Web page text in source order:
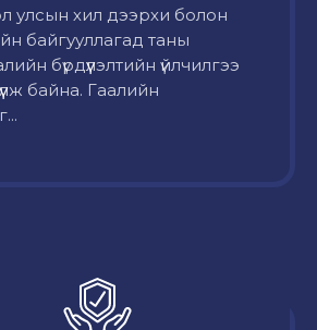
улсын хил дээрхи болон
байгууллагад таны
бүрдүүлэлтийн үйлчилгээ
байна. Гаалийн